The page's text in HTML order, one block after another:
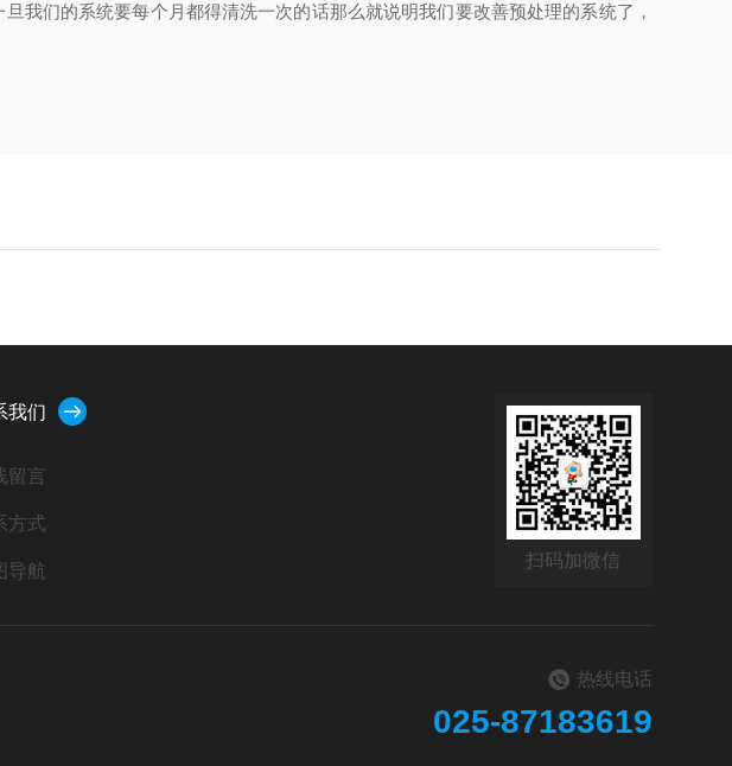
我们的系统要每个月都得清洗一次的话那么就说明我们要改善预处理的系统了，
我们
留言
方式
导航
扫码加微信
热线电话
025-87183619